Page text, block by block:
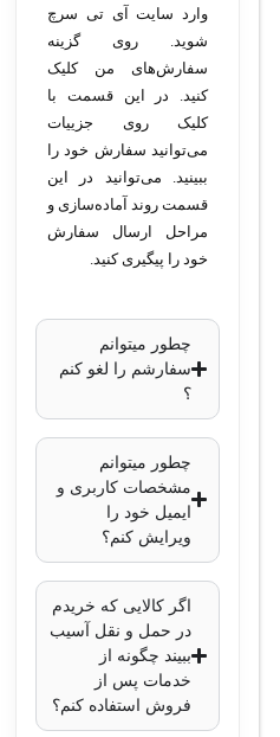
وارد سایت آی تی سرچ
شوید. روی گزینه
سفارش‌های من کلیک
کنید. در این قسمت با
کلیک روی جزییات
می‌توانید سفارش خود را
ببینید. می‌توانید در این
قسمت روند آماده‌سازی و
مراحل ارسال سفارش
خود را پیگیری کنید.
چطور میتوانم
سفارشم را لغو کنم
؟
چطور میتوانم
مشخصات کاربری و
ایمیل خود را
ویرایش کنم؟
اگر کالایی که خریدم
در حمل و نقل آسیب
ببیند چگونه از
خدمات پس از
فروش استفاده کنم؟